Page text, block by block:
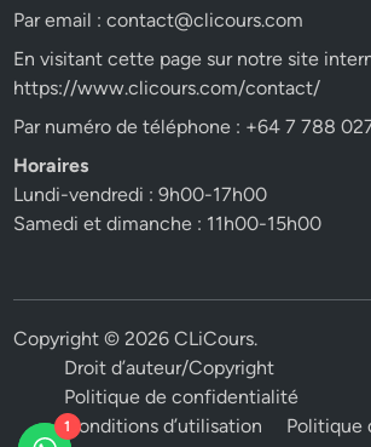
Par email :contact@clicours.com
En visitant cette page sur notre site
https://www.clicours.com/contact/
Par numéro de téléphone : +64 7 788
Horaires
Lundi-vendredi : 9h00-17h00
Samedi et dimanche : 11h00-15h00
Copyright © 2026CLiCours.
Droit d’auteur/Copyright
Politique de confidentialité
Conditions d’utilisation
Politique
1